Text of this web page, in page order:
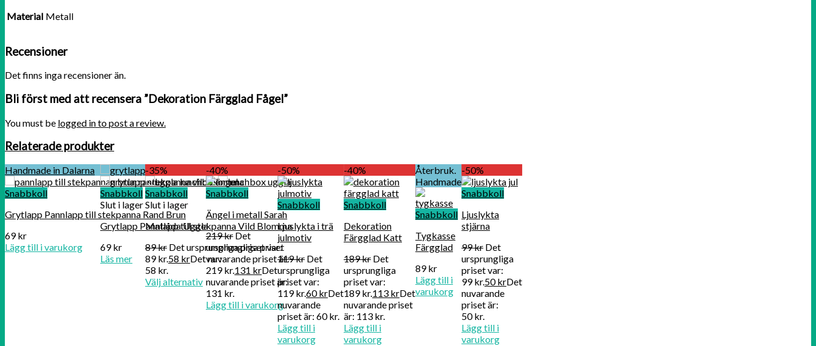
Material Metall
Recensioner
Det finns inga recensioner än.
Bli först med att recensera ”Dekoration Färgglad Fågel”
You must be logged in to post a review.
Relaterade produkter
Handmade in Dalarna
Snabbkoll
Grytlapp Pannlapp till stekpanna Rand Brun
69kr
Lägg till i varukorg
Snabbkoll
Slut i lager
Grytlapp Pannlapp till stekpanna Vild Blomma
69kr
Läs mer
-35%
Snabbkoll
Slut i lager
Matlåda Uggla
89kr Det ursprungliga priset var:
89 kr.58 krDet nuvarande priset är:
58 kr.
Välj alternativ
-40%
Snabbkoll
Ängel i metall Sarah
219kr Det
ursprungliga priset
var:
219 kr.131 krDet
nuvarande priset är:
131 kr.
Lägg till i varukorg
-50%
Snabbkoll
Ljuslykta i trä
julmotiv
119kr Det
ursprungliga
priset var:
119 kr.60krDet
nuvarande
priset är: 60 kr.
Lägg till i
varukorg
-40%
Snabbkoll
Dekoration
Färgglad Katt
189kr Det
ursprungliga
priset var:
189 kr.113 krDet
nuvarande priset
är: 113 kr.
Lägg till i
varukorg
Återbruk.
Handmade
Snabbkoll
Tygkasse
Färgglad
89kr
Lägg till i
varukorg
-50%
Snabbkoll
Ljuslykta
stjärna
99kr Det
ursprungliga
priset var:
99 kr.50krDet
nuvarande
priset är:
50 kr.
Lägg till i
varukorg